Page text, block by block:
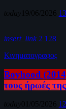
today 19/06/2026
insert_link 2 128
Κινηματογραφος
Boyhood
τους ήρωές
today01/05/2026